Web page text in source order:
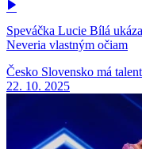
Speváčka Lucie Bílá
Neveria vlastným očiam
Česko Slovensko má talent
22. 10. 2025